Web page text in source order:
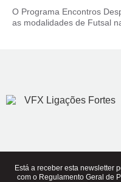
O Programa Encontros
as modalidades de Futsal
Está a receber esta newsletter
com o Regulamento Geral de